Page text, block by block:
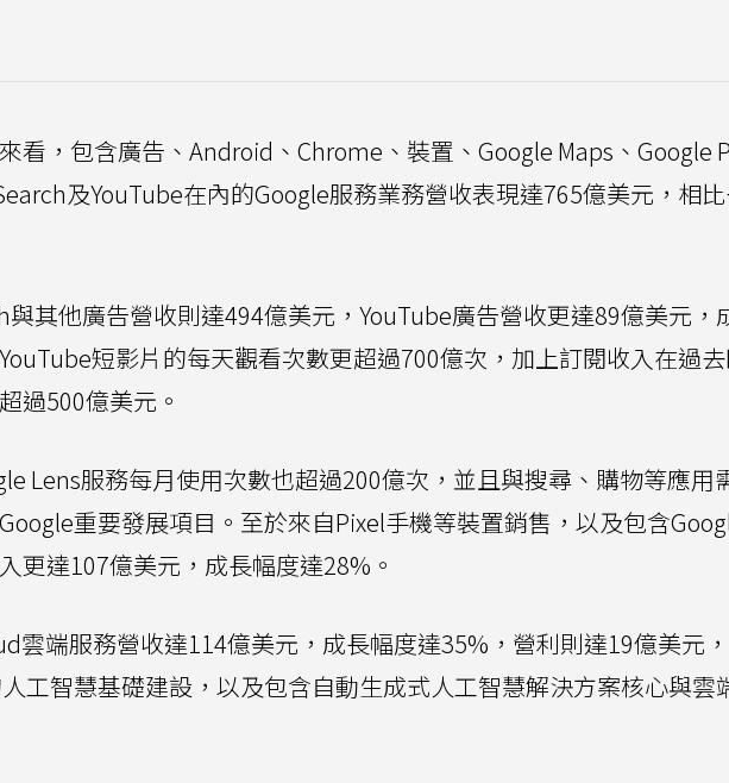
看，包含廣告、Android、Chrome、裝置、Google Maps、Google
及YouTube在內的Google服務業務營收表現達765億美元，相
與其他廣告營收則達494億美元，YouTube廣告營收更達89億美元，
短影片的每天觀看次數更超過700億次，加上訂閱收入在過
過500億美元。
Lens服務每月使用次數也超過200億次，並且與搜尋、購物等應用
重要發展項目。至於來自Pixel手機等裝置銷售，以及包含
更達107億美元，成長幅度達28%。
雲端服務營收達114億美元，成長幅度達35%，營利則達19億美元
工智慧基礎建設，以及包含自動生成式人工智慧解決方案核心與雲